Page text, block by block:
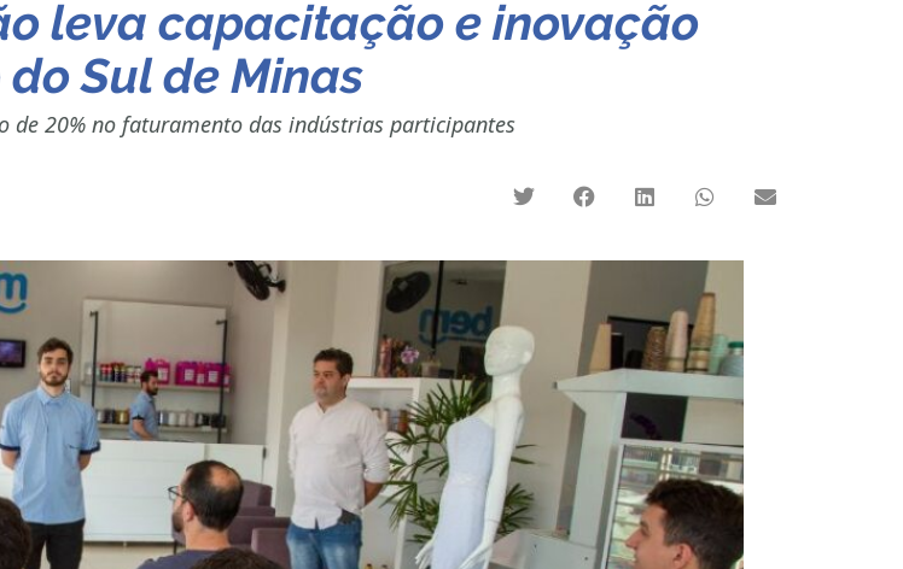
leva capacitação e inovação
Sul de Minas
de 20% no faturamento das indústrias participantes